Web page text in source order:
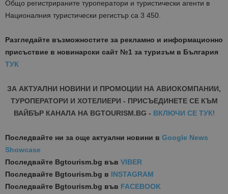
Общо регистрираните туроператори и туристически агенти в
Националния туристически регистър са 3 450.
Разгледайте възможностите за рекламно и информационно
присъствие в новинарски сайт №1 за туризъм в България
ТУК
ЗА АКТУАЛНИ НОВИНИ И ПРОМОЦИИ НА АВИОКОМПАНИИ,
ТУРОПЕРАТОРИ И ХОТЕЛИЕРИ - ПРИСЪЕДИНЕТЕ СЕ КЪМ
ВАЙБЪР КАНАЛА НА BGTOURISM.BG - ВКЛЮЧИ СЕ ТУК!
Последвайте ни за още актуални новини в Google News
Showcase
Последвайте Bgtourism.bg във VIBER
Последвайте Bgtourism.bg в INSTAGRAM
Последвайте Bgtourism.bg във FACEBOOK